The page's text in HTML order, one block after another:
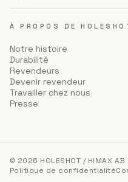
À PROPOS DE
Notre histoire
Durabilité
Revendeurs
Devenir revendeur
Travailler chez nous
Presse
© 2026 HOLESHOT / HIMAX
Politique de confidentialité